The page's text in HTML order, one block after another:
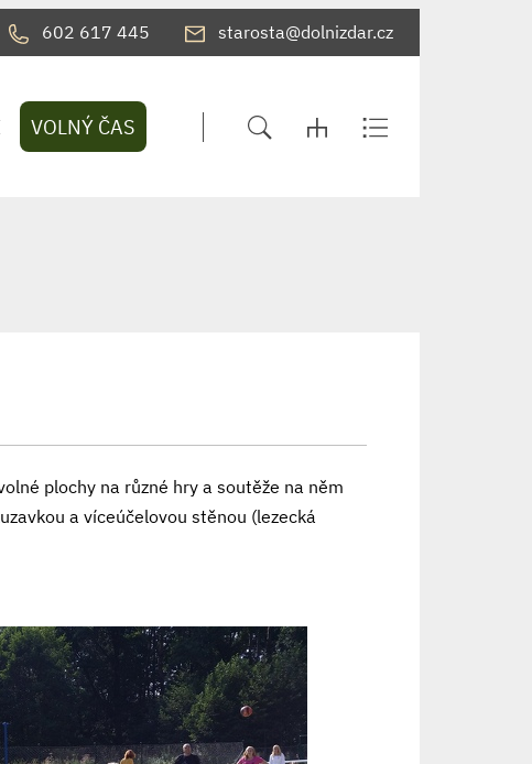
602 617 445 starosta@dolnizdar.cz
VOLNÝ ČAS
plochy na různé hry a soutěže na něm
a víceúčelovou stěnou (lezecká